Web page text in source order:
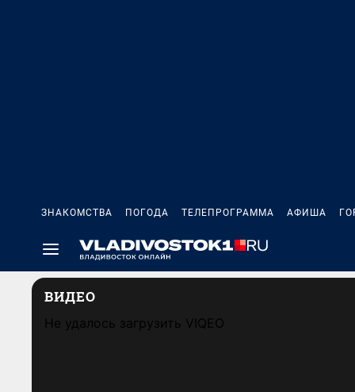
ЗНАКОМСТВА ПОГОДА ТЕЛЕПРОГРАММА АФИША
ВИДЕО
Не удалось загрузить VIQEO